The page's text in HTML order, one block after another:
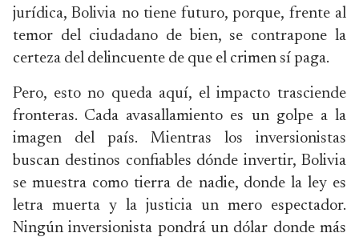
jurídica, Bolivia no tiene futuro, porque, frente al
temor del ciudadano de bien, se contrapone la
certeza del delincuente de que el crimen sí paga.
Pero, esto no queda aquí, el impacto trasciende
fronteras. Cada avasallamiento es un golpe a la
imagen del país. Mientras los inversionistas
buscan destinos confiables dónde invertir, Bolivia
se muestra como tierra de nadie, donde la ley es
letra muerta y la justicia un mero espectador.
Ningún inversionista pondrá un dólar donde más